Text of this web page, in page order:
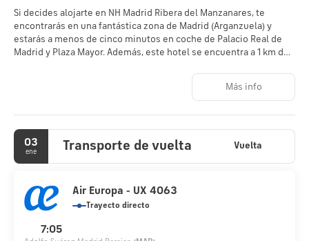
Si decides alojarte en NH Madrid Ribera del Manzanares, te
encontrarás en una fantástica zona de Madrid (Arganzuela) y
estarás a menos de cinco minutos en coche de Palacio Real de
Madrid y Plaza Mayor. Además, este hotel se encuentra a 1 km de
Disfruta de tus momentos de ocio con instalaciones como
alquiler. Encontrarás también conexión a Internet wifi gratis,
servicio de celebración de bodas y un salón de eventos.
Te sentirás como en tu propia casa en cualquiera de las 224
conexión wifi gratis te mantendrá en contacto con los tuyos.
Además, podrás disfrutar de canales por cable. El baño privado
está provisto de artículos de higiene personal gratuitos y
fuerte, escritorio y teléfono.
Más info
03
ene Transporte de vuelta Vuelta
Air Europa - UX 4063
Trayecto directo
7:05